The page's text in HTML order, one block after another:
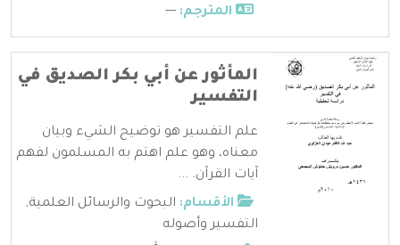
المترجم: ---
المأثور عن أبي بكر الصديق في
التفسير
علم التفسير هو توضيح الشيء وبيان
معناه، وهو علم اهتم به المسلمون لفهم
آيات القرآن. ...
الأقسام: البحوث والرسائل العلمية,
التفسير وأصوله